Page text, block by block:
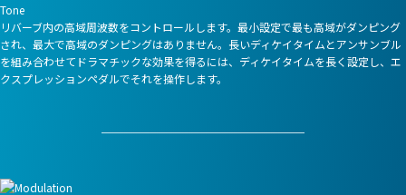
Tone
リバーブ内の高域周波数をコントロールします。最小設定で最も高域がダンピング
され、最大で高域のダンピングはありません。長いディケイタイムとアンサンブル
を組み合わせてドラマチックな効果を得るには、ディケイタイムを長く設定し、エ
クスプレッションペダルでそれを操作します。